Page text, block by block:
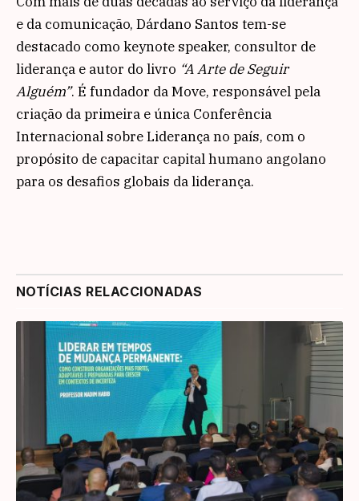
e da comunicação, Dárdano Santos tem-se
destacado como keynote speaker, consultor de
liderança e autor do livro “A Arte de Seguir
Alguém”. É fundador da Move, responsável pela
criação da primeira e única Conferência
Internacional sobre Liderança no país, com o
propósito de capacitar capital humano angolano
para os desafios globais da liderança.
NOTÍCIAS RELACCIONADAS